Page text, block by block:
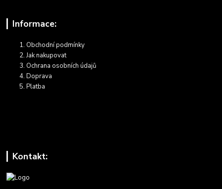
Informace:
Obchodní podmínky
Jak nakupovat
Ochrana osobních údajů
Doprava
Platba
Kontakt: